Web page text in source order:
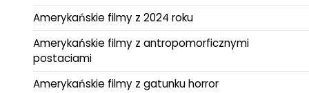
Amerykańskie filmy z 2024 roku
Amerykańskie filmy z antropomorficznymi
postaciami
Amerykańskie filmy z gatunku horror